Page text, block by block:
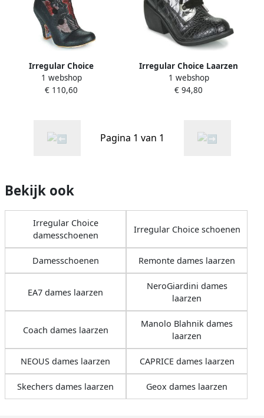
Irregular Choice
Enkellaarzen REINETTE
1 webshop
€ 110,60
Irregular Choice Laarzen
SCARPER
1 webshop
€ 94,80
Pagina 1 van 1
Bekijk ook
Irregular Choice
damesschoenen
Irregular Choice schoenen
Damesschoenen Remonte dames laarzen
EA7 dames laarzen
NeroGiardini dames
laarzen
Coach dames laarzen
Manolo Blahnik dames
laarzen
NEOUS dames laarzen CAPRICE dames laarzen
Skechers dames laarzen Geox dames laarzen